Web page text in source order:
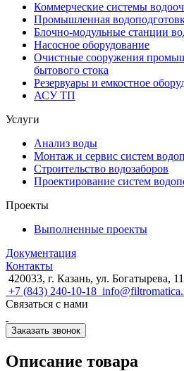
Коммерческие системы
Промышленная
Блочно-модульные станции
Насосное оборудование
Очистные сооружения
бытового стока
Резервуары и емкостное
АСУ ТП
Услуги
Анализ воды
Монтаж и сервис систем
Строительство водозаборов
Проектирование систем
Проекты
Выполненные проекты
Документация
Контакты
420033, г. Казань, ул. Богатырева, 11
+7 (843) 240-10-18
Связаться с нами
Заказать звонок
Описание товара